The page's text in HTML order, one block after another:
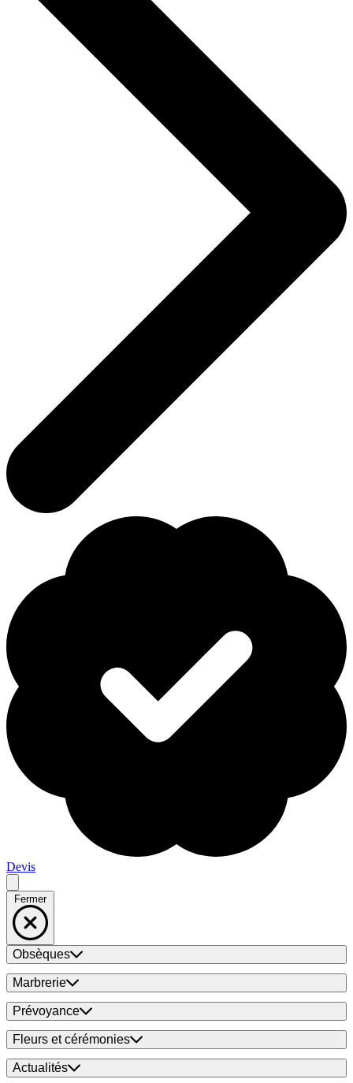
Devis
Fermer
Obsèques
Marbrerie
Prévoyance
Fleurs et cérémonies
Actualités